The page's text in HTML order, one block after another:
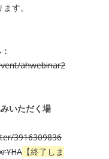
す。
ahwebinar2
いただく場
3916309836
【終了しま